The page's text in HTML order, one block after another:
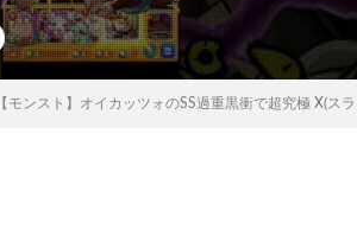
【モンスト】オイカッツォのSS過重黒衝で超究極 X(